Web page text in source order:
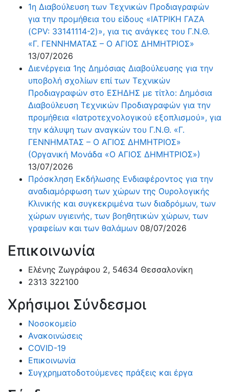
1η ∆ιαβούλευση των Τεχνικών Προδιαγραφών
για την προμήθεια του είδους «ΙΑΤΡΙΚΗ ΓΑΖΑ
(CPV: 33141114-2)», για τις ανάγκες του Γ.Ν.Θ.
«Γ. ΓΕΝΝΗΜΑΤΑΣ – Ο ΑΓΙΟΣ ΔΗΜΗΤΡΙΟΣ»
13/07/2026
∆ιενέργεια 1ης ∆ηµόσιας ∆ιαβούλευσης για την
υποβολή σχολίων επί των Τεχνικών
Προδιαγραφών στο ΕΣΗΔΗΣ με τίτλο: Δημόσια
Διαβούλευση Τεχνικών Προδιαγραφών για την
προμήθεια «Ιατροτεχνολογικού εξοπλισμού», για
την κάλυψη των αναγκών του Γ.Ν.Θ. «Γ.
ΓΕΝΝΗΜΑΤΑΣ – Ο ΑΓΙΟΣ ΔΗΜΗΤΡΙΟΣ»
(Οργανική Μονάδα «Ο ΑΓΙΟΣ ΔΗΜΗΤΡΙΟΣ»)
13/07/2026
Πρόσκληση Εκδήλωσης Ενδιαφέροντος για την
αναδιαμόρφωση των χώρων της Ουρολογικής
Κλινικής και συγκεκριμένα των διαδρόμων, των
χώρων υγιεινής, των βοηθητικών χώρων, των
γραφείων και των θαλάμων 08/07/2026
Επικοινωνία
Ελένης Ζωγράφου 2, 54634 Θεσσαλονίκη
2313 322100
Χρήσιμοι Σύνδεσμοι
Νοσοκομείο
Ανακοινώσεις
COVID-19
Επικοινωνία
Συγχρηματοδοτούμενες πράξεις και έργα